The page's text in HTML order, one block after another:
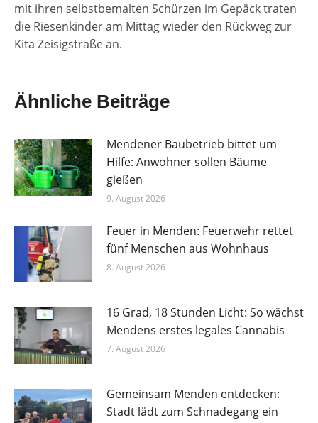
mit ihren selbstbemalten Schürzen im Gepäck traten
die Riesenkinder am Mittag wieder den Rückweg zur
Kita Zeisigstraße an.
Ähnliche Beiträge
Mendener Baubetrieb bittet um
Hilfe: Anwohner sollen Bäume
gießen
9. August 2026
Feuer in Menden: Feuerwehr rettet
fünf Menschen aus Wohnhaus
8. August 2026
16 Grad, 18 Stunden Licht: So wächst
Mendens erstes legales Cannabis
7. August 2026
Gemeinsam Menden entdecken:
Stadt lädt zum Schnadegang ein